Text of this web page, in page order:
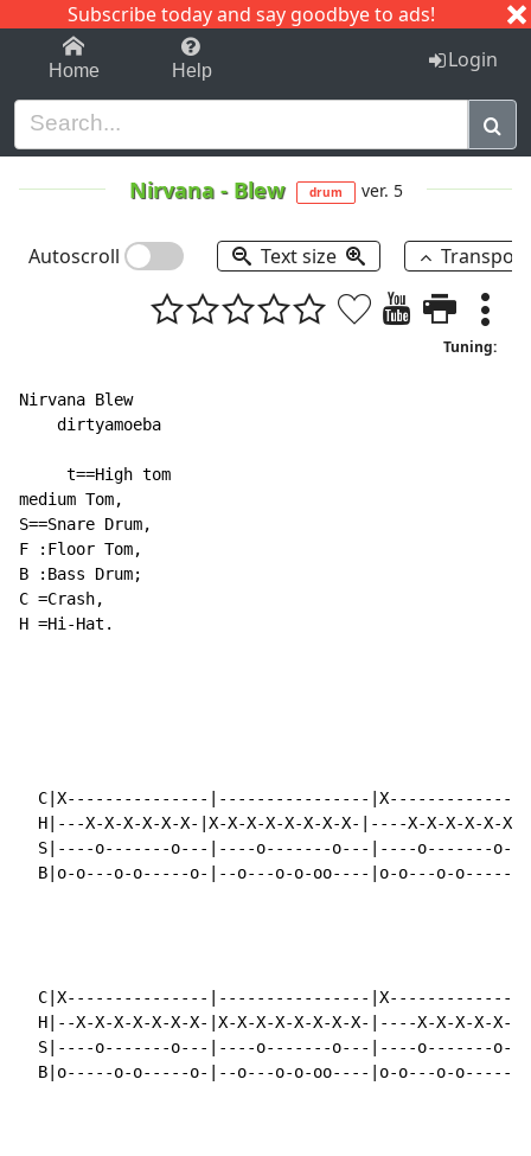
Subscribe today and say goodbye to ads!
1-9 C I J
Home Help Login
Nirvana- Blew drum ver. 5
Autoscroll Text size
Tuning:
Nirvana Blew
    dirtyamoeba
     t==High tom
medium Tom,
S==Snare Drum,
F :Floor Tom,
B :Bass Drum;
C =Crash,
H =Hi-Hat.
C|X---------------|----------------
H|---X-X-X-X-X-X-|X-X-X-X-X-X-X-X-|----X-X-X-X-X-X-
S|----o-------o---|----o-------o---|----o-------
B|o-o---o-o-----o-|--o---o-o-oo----|o-o---o-o-----
C|X---------------|----------------|X--------------
H|--X-X-X-X-X-X-X-|X-X-X-X-X-X-X-X-|----X-X-X-X-X-
S|----o-------o---|----o-------o---|----o-------
B|o-----o-o-----o-|--o---o-o-oo----|o-o---o-o-----